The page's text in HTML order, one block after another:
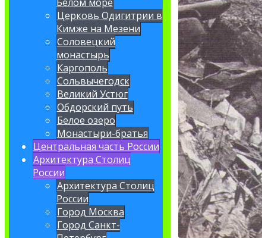
Церковь Одигитрии в
Кимже на Мезени
Соловецкий
монастырь
Каргополь
Сольвычегодск
Великий Устюг
Обдорский путь
Белое озеро
Монастыри-братья
Центральная часть России
Архитектура Столиц
России
Архитектура Столиц
России
Город Москва
Город Санкт-